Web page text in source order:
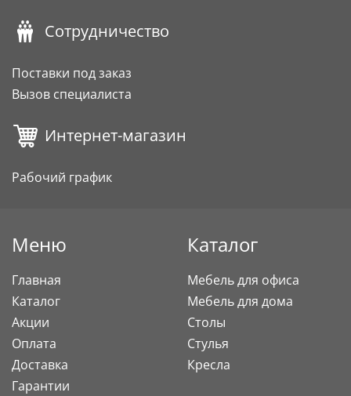
Сотрудничество
Поставки под заказ
Вызов специалиста
Интернет-магазин
Рабочий график
Меню
Главная
Каталог
Акции
Оплата
Доставка
Гарантии
Каталог
Мебель для офиса
Мебель для дома
Столы
Стулья
Кресла